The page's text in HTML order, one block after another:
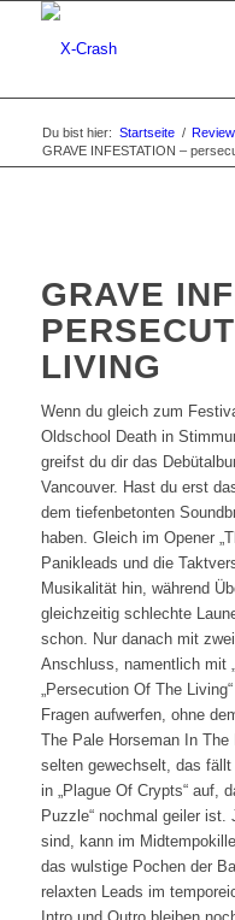
Du bist hier: Startseite /
GRAVE INFESTATION –
GRAVE
LIVING
Wenn du gleich zum
Oldschool Death in
greifst du dir das
Vancouver. Hast du erst
dem tiefenbetonten
haben. Gleich im Opener
Panikleads und die
Musikalität hin, während
gleichzeitig schlechte
schon. Nur danach mit
Anschluss, namentlich mit
„Persecution Of The
Fragen aufwerfen, ohne
The Pale Horseman In The
selten gewechselt, das
in „Plague Of Crypts“ auf,
Puzzle“ nochmal geiler
sind, kann im
das wulstige Pochen der
relaxten Leads im